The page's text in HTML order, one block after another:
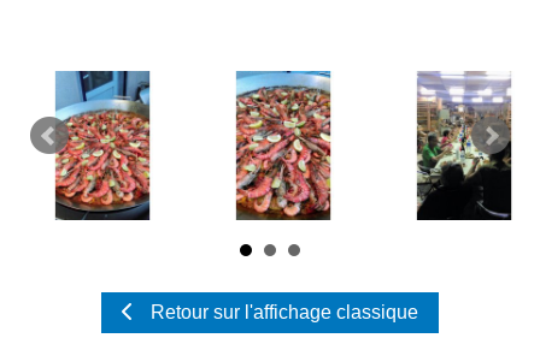
Retour sur l'affichage classique